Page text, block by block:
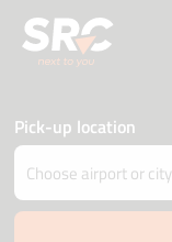
Pick-up location
Drop car off at